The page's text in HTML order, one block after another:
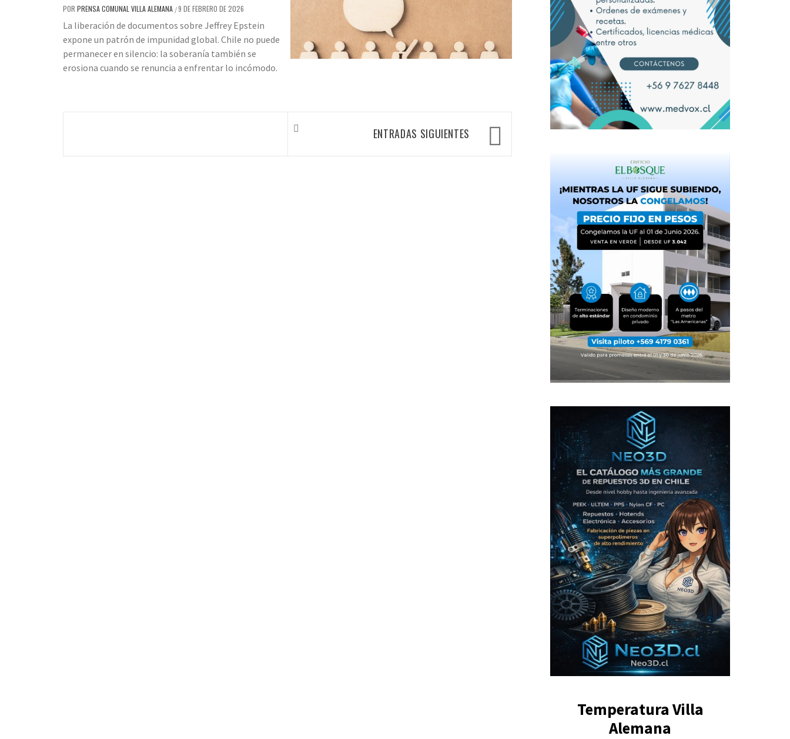
POR PRENSA COMUNAL VILLA ALEMANA /9 DE FEBRERO DE 2026
La liberación de documentos sobre Jeffrey Epstein
expone un patrón de impunidad global. Chile no puede
permanecer en silencio: la soberanía también se
erosiona cuando se renuncia a enfrentar lo incómodo.
ENTRADAS SIGUIENTES
Temperatura Villa
Alemana